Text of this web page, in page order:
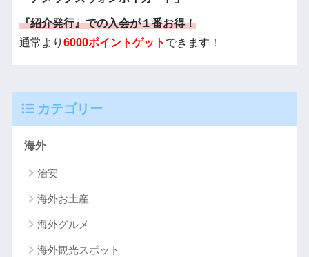
『紹介発行』での入会が１番お得！
通常より 6000ポイントゲット できます！
カテゴリー
海外
治安
海外お土産
海外グルメ
海外観光スポット